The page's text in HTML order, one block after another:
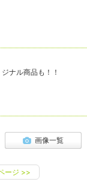
ナル商品も！！
画像一覧
ージ >>